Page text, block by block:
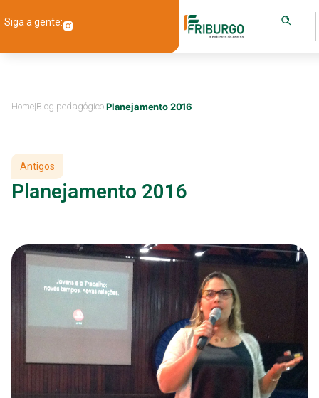
Siga a gente:
Home|Blog pedagógico|Planejamento 2016
Antigos
Planejamento 2016